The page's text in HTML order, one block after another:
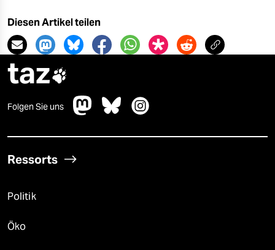
Diesen Artikel teilen
taz
Folgen Sie uns
Ressorts
Politik
Öko